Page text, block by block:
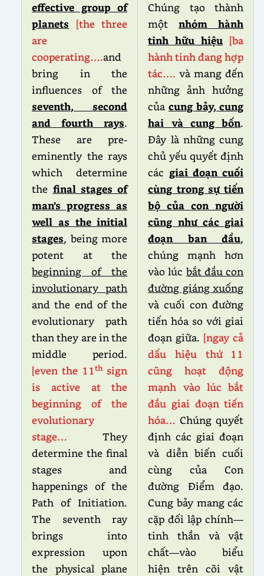
effective group of
planets
[the three
are
cooperating….and
bring in the
influences of the
seventh, second
and fourth rays.
These are pre-
eminently the rays
which determine
the final stages of
man’s progress as
well as the initial
stages, being more
potent at the
beginning of the
involutionary path
and the end of the
evolutionary path
than they are in the
middle period.
[even the 11thsign
is active at the
beginning of the
evolutionary
stage…They
determine the final
stages and
happenings of the
Path of Initiation.
The seventh ray
brings into
expression upon
the physical plane
Chúng tạo thành
mộtnhóm hành
tinh hữu hiệu [ba
hành tinh đang hợp
tác….và mang đến
những ảnh hưởng
của cung bảy, cung
hai và cung bốn.
Đây là những cung
chủ yếu quyết định
các giai đoạn cuối
cùng trong sự tiến
bộ của con người
cũng như các giai
đoạn ban đầu,
chúng mạnh hơn
vào lúc bắt đầu con
đường giáng xuống
và cuối con đường
tiến hóa so với giai
đoạn giữa. [ngay cả
dấu hiệu thứ
11
cũng hoạt động
mạnh vào lúc bắt
đầu giai đoạn tiến
hóa…Chúng quyết
định các giai đoạn
và diễn biến cuối
cùng của Con
đường Điểm đạo.
Cung bảy mang các
cặp đối lập chính—
tinh thần và vật
chất—vào biểu
hiện trên cõi vật